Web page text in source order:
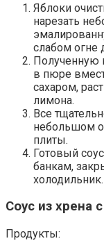
Яблоки
нарезать
слабом огне
Полученную
в пюре
сахаром,
лимона.
Все
небольшом
плиты.
Готовый
банкам,
холодильник.
Соус из хрена
Продукты: